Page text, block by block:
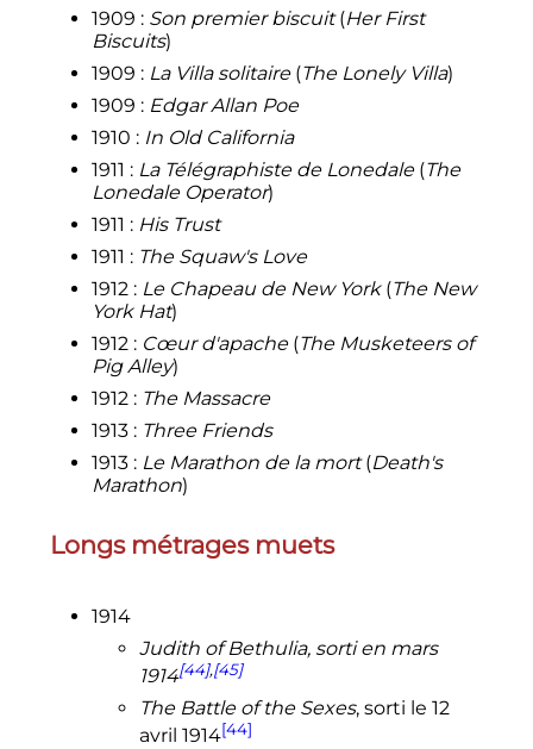
1909 : Son premier biscuit(Her First
Biscuits)
1909 : La Villa solitaire(The Lonely Villa)
1909 : Edgar Allan Poe
1910 : In Old California
1911 : La Télégraphiste de Lonedale(The
Lonedale Operator)
1911 : His Trust
1911 : The Squaw's Love
1912 : Le Chapeau de New York(The New
York Hat)
1912 : Cœur d'apache(The Musketeers of
Pig Alley)
1912 : The Massacre
1913 : Three Friends
1913 : Le Marathon de la mort(Death's
Marathon)
Longs métrages muets
1914
Judith of Bethulia, sorti en mars
1914[44],[45]
The Battle of the Sexes, sorti le 12
avril 1914[44]